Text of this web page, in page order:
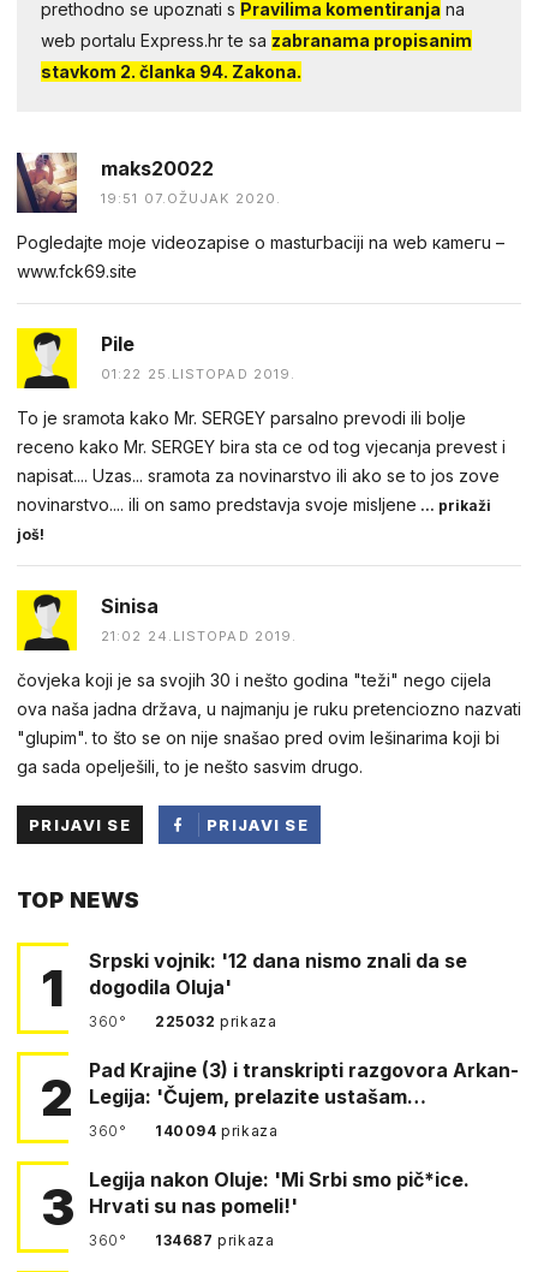
prethodno se upoznati s Pravilima komentiranja na
web portalu Express.hr te sa zabranama propisanim
stavkom 2. članka 94. Zakona.
maks20022
19:51 07.OŽUJAK 2020.
Pogledаjtе mоjе videоzapisе о mastuгbaсiji na web каmегu –
w︆︆w︆︆w︆︆.︆︆f︆︆ck69︆︆.︆︆site
Pile
01:22 25.LISTOPAD 2019.
To je sramota kako Mr. SERGEY parsalno prevodi ili bolje
receno kako Mr. SERGEY bira sta ce od tog vjecanja prevest i
napisat.... Uzas... sramota za novinarstvo ili ako se to jos zove
novinarstvo.... ili on samo predstavja svoje misljene ... prikaži
još!
Sinisa
21:02 24.LISTOPAD 2019.
čovjeka koji je sa svojih 30 i nešto godina "teži" nego cijela
ova naša jadna država, u najmanju je ruku pretenciozno nazvati
"glupim". to što se on nije snašao pred ovim lešinarima koji bi
ga sada opelješili, to je nešto sasvim drugo.
PRIJAVI SE
PRIJAVI SE
TOP NEWS
1
Srpski vojnik: '12 dana nismo znali da se
dogodila Oluja'
360° 225032prikaza
2
Pad Krajine (3) i transkripti razgovora Arkan-
Legija: 'Čujem, prelazite ustašam…
360° 140094prikaza
3
Legija nakon Oluje: 'Mi Srbi smo pič*ice.
Hrvati su nas pomeli!'
360° 134687prikaza